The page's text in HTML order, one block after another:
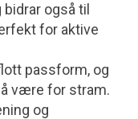
også til
for aktive
passform, og
være for stram.
og